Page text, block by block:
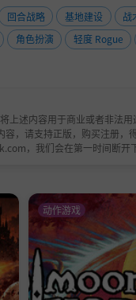
述到 Avalon 所见
重要——不仅是道德
后果的快感是乐趣的
回合战略 基地建设 战
角色扮演 轻度 Rogue
上述内容用于商业或者非法
，请支持正版，购买注册，
，我们会在第一时间断开
动作游戏